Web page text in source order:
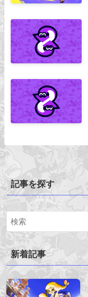
記事を探す
新着記事